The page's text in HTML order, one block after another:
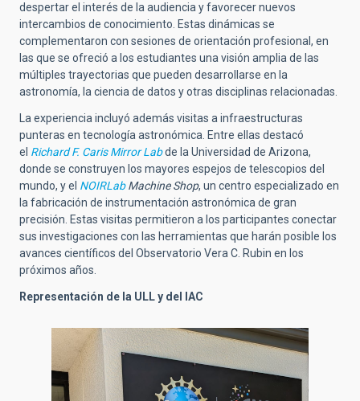
despertar el interés de la audiencia y favorecer nuevos
intercambios de conocimiento. Estas dinámicas se
complementaron con sesiones de orientación profesional, en
las que se ofreció a los estudiantes una visión amplia de las
múltiples trayectorias que pueden desarrollarse en la
astronomía, la ciencia de datos y otras disciplinas relacionadas.
La experiencia incluyó además visitas a infraestructuras
punteras en tecnología astronómica. Entre ellas destacó
el Richard F. Caris Mirror Labde la Universidad de Arizona,
donde se construyen los mayores espejos de telescopios del
mundo, y el NOIRLabMachine Shop, un centro especializado en
la fabricación de instrumentación astronómica de gran
precisión. Estas visitas permitieron a los participantes conectar
sus investigaciones con las herramientas que harán posible los
avances científicos del Observatorio Vera C. Rubin en los
próximos años.
Representación de la ULL y del IAC